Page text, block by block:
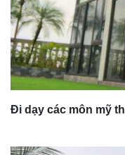
Đi dạy các môn mỹ